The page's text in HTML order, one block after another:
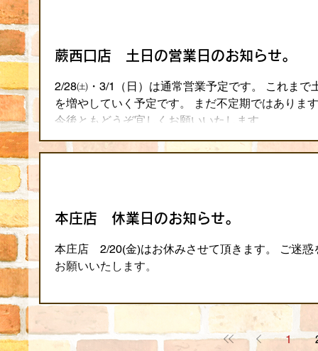
蕨西口店 土日の営業日のお知らせ。
2/28㈯・3/1（日）は通常営業予定です。 これま
を増やしていく予定です。 まだ不定期ではありま
今後ともどうぞ宜しくお願いいたします。
本庄店 休業日のお知らせ。
本庄店 2/20(金)はお休みさせて頂きます。 ご迷
お願いいたします。
1